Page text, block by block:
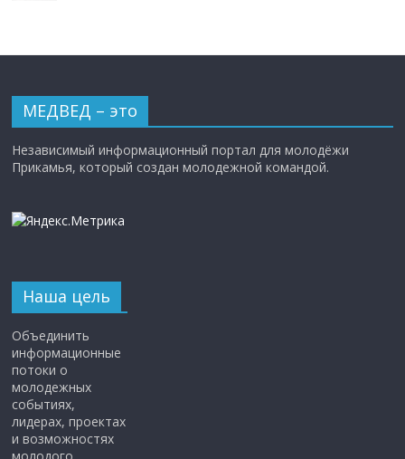
МЕДВЕД – это
Независимый информационный портал для молодёжи
Прикамья, который создан молодежной командой.
Наша цель
Объединить
информационные
потоки о
молодежных
событиях,
лидерах, проектах
и возможностях